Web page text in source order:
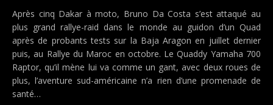
Après cinq Dakar à moto, Bruno Da Costa s’est attaqué au
plus grand rallye-raid dans le monde au guidon d’un Quad
après de probants tests sur la Baja Aragon en juillet dernier
puis, au Rallye du Maroc en octobre. Le Quaddy Yamaha 700
Raptor, qu’il mène lui va comme un gant, avec deux roues de
plus, l’aventure sud-américaine n’a rien d’une promenade de
santé…